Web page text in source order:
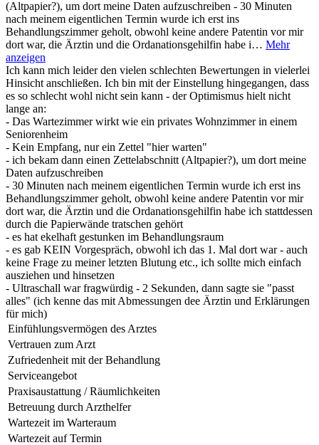
(Altpapier?), um dort meine Daten aufzuschreiben - 30 Minuten
nach meinem eigentlichen Termin wurde ich erst ins
Behandlungszimmer geholt, obwohl keine andere Patentin vor mir
dort war, die Ärztin und die Ordanationsgehilfin habe i… Mehr
anzeigen
Ich kann mich leider den vielen schlechten Bewertungen in vielerlei
Hinsicht anschließen. Ich bin mit der Einstellung hingegangen, dass
es so schlecht wohl nicht sein kann - der Optimismus hielt nicht
lange an:
- Das Wartezimmer wirkt wie ein privates Wohnzimmer in einem
Seniorenheim
- Kein Empfang, nur ein Zettel "hier warten"
- ich bekam dann einen Zettelabschnitt (Altpapier?), um dort meine
Daten aufzuschreiben
- 30 Minuten nach meinem eigentlichen Termin wurde ich erst ins
Behandlungszimmer geholt, obwohl keine andere Patentin vor mir
dort war, die Ärztin und die Ordanationsgehilfin habe ich stattdessen
durch die Papierwände tratschen gehört
- es hat ekelhaft gestunken im Behandlungsraum
- es gab KEIN Vorgespräch, obwohl ich das 1. Mal dort war - auch
keine Frage zu meiner letzten Blutung etc., ich sollte mich einfach
ausziehen und hinsetzen
- Ultraschall war fragwürdig - 2 Sekunden, dann sagte sie "passt
alles" (ich kenne das mit Abmessungen dee Ärztin und Erklärungen
für mich)
Einfühlungsvermögen des Arztes
Vertrauen zum Arzt
Zufriedenheit mit der Behandlung
Serviceangebot
Praxisaustattung / Räumlichkeiten
Betreuung durch Arzthelfer
Wartezeit im Warteraum
Wartezeit auf Termin